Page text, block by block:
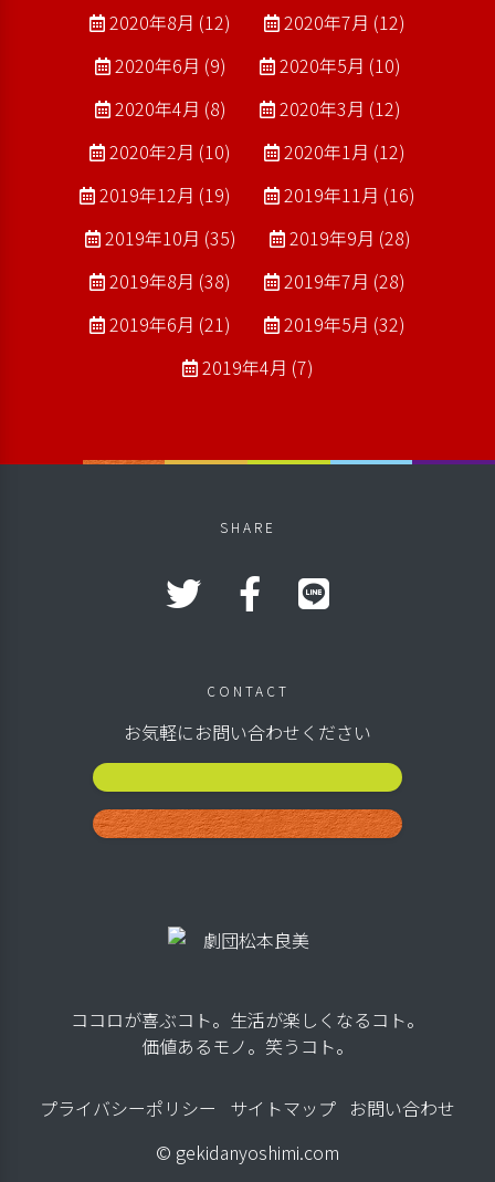
2020年8月 (12)
2020年7月 (12)
2020年6月 (9)
2020年5月 (10)
2020年4月 (8)
2020年3月 (12)
2020年2月 (10)
2020年1月 (12)
2019年12月 (19)
2019年11月 (16)
2019年10月 (35)
2019年9月 (28)
2019年8月 (38)
2019年7月 (28)
2019年6月 (21)
2019年5月 (32)
2019年4月 (7)
SHARE
CONTACT
お気軽にお問い合わせください
公演スケジュール
お問い合わせ
ココロが喜ぶコト。生活が楽しくなるコト。
価値あるモノ。笑うコト。
プライバシーポリシー サイトマップ お問い合わせ
© gekidanyoshimi.com